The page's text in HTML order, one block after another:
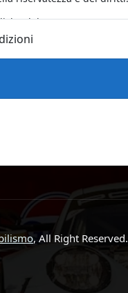
, All Right Reserved.